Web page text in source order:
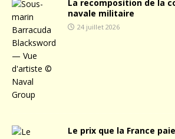
La recomposition de la
navale militaire
24 juillet 2026
Le prix que la France